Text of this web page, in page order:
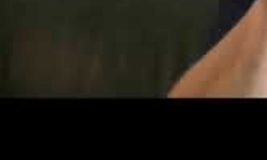
Im Rahmen der 10-Jahres-
Nunmehr gilt es, die in den regelmäßig
Maßnahmen zur vollständigen
Die wesentlichen Eckpunkte des